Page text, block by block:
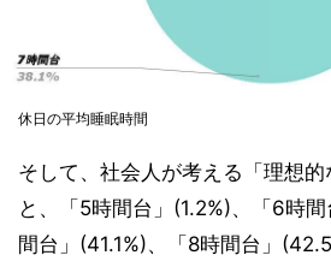
休日の平均睡眠時間
そして、社会人が考える「理想的
と、「5時間台」(1.2%)、「6時
間台」(41.1%)、「8時間台」